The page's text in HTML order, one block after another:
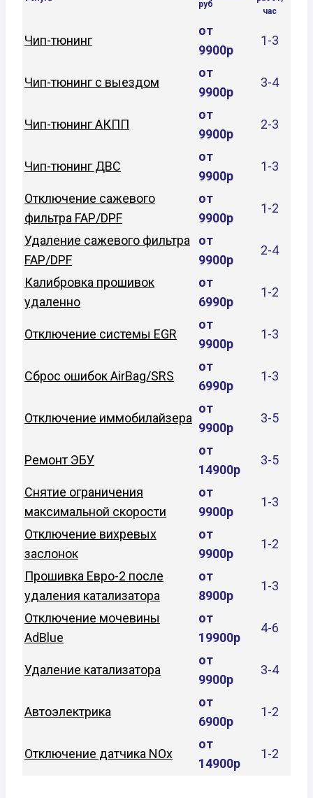
руб
час
Чип-тюнинг
от
9900р
1-3
Чип-тюнинг с выездом
от
9900р
3-4
Чип-тюнинг АКПП
от
9900р
2-3
Чип-тюнинг ДВС
от
9900р
1-3
Отключение сажевого
фильтра FAP/DPF
от
9900р
1-2
Удаление сажевого фильтра
FAP/DPF
от
9900р
2-4
Калибровка прошивок
удаленно
от
6990р
1-2
Отключение системы EGR
от
9900р
1-3
Сброс ошибок AirBag/SRS
от
6990р
1-3
Отключение иммобилайзера
от
9900р
3-5
Ремонт ЭБУ
от
14900р
3-5
Снятие ограничения
максимальной скорости
от
9900р
1-3
Отключение вихревых
заслонок
от
9900р
1-2
Прошивка Евро-2 после
удаления катализатора
от
8900р
1-3
Отключение мочевины
AdBlue
от
19900р
4-6
Удаление катализатора
от
9900р
3-4
Автоэлектрика
от
6900р
1-2
Отключение датчика NOx
от
14900р
1-2